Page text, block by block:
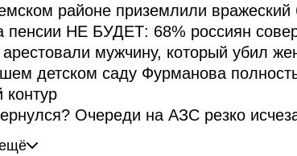
районе приземлили вражеский
пенсии НЕ БУДЕТ: 68% россиян
мужчину, который убил
детском саду Фурманова
контур
Очереди на АЗС резко